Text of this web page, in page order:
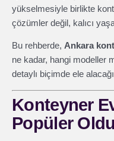
yükselmesiyle birlikte
çözümler değil, kalıcı
Bu rehberde, Ankara
ne kadar, hangi modeller
detaylı biçimde ele
Konteyner
Popüler